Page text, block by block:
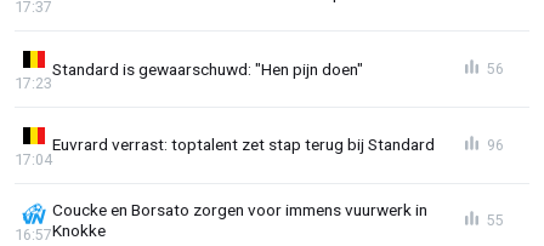
17:37
Standard is gewaarschuwd: "Hen pijn doen"
17:23
56
Euvrard verrast: toptalent zet stap terug bij Standard
17:04
96
Coucke en Borsato zorgen voor immens vuurwerk in
Knokke
16:57
55